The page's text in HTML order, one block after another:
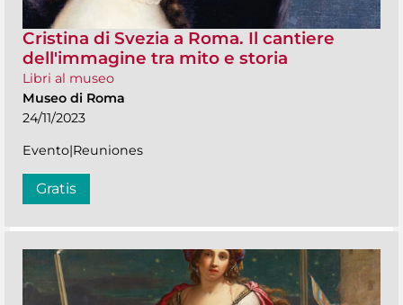
Cristina di Svezia a Roma. Il cantiere
dell'immagine tra mito e storia
Libri al museo
Museo di Roma
24/11/2023
Evento|Reuniones
Gratis